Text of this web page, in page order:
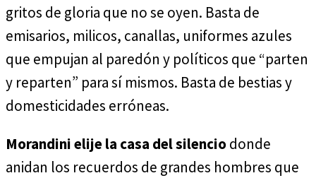
gritos de gloria que no se oyen. Basta de
emisarios, milicos, canallas, uniformes azules
que empujan al paredón y políticos que “parten
y reparten” para sí mismos. Basta de bestias y
domesticidades erróneas.
Morandini elije la casa del silenciodonde
anidan los recuerdos de grandes hombres que